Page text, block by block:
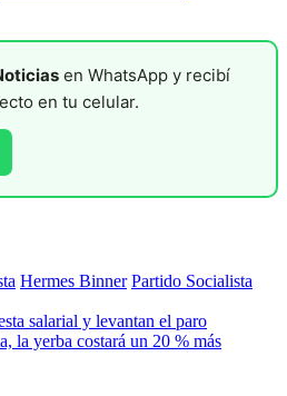
en WhatsApp y recibí
en tu celular.
Hermes Binner Partido Socialista
salarial y levantan el paro
la yerba costará un 20 % más